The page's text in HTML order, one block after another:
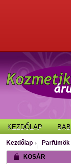
KEZDŐLAP
Kezdőlap Parfümök
KOSÁR